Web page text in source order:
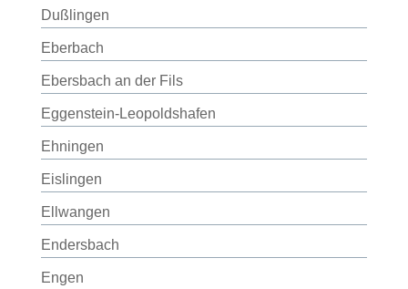
Dußlingen
Eberbach
Ebersbach an der Fils
Eggenstein-Leopoldshafen
Ehningen
Eislingen
Ellwangen
Endersbach
Engen